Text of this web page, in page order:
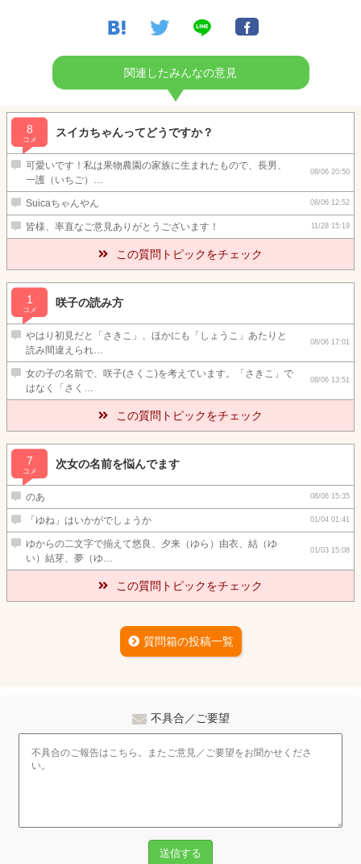
関連したみんなの意見
8
コメ
スイカちゃんってどうですか？
可愛いです！私は果物農園の家族に生まれたもので、長男、
一護（いちご）…
08/06 20:50
Suicaちゃんやん 08/06 12:52
皆様、率直なご意見ありがとうございます！ 11/28 15:19
この質問トピックをチェック
1
コメ
咲子の読み方
やはり初見だと「さきこ」、ほかにも「しょうこ」あたりと
読み間違えられ…
08/06 17:01
女の子の名前で、咲子(さくこ)を考えています。「さきこ」で
はなく「さく…
08/06 13:51
この質問トピックをチェック
7
コメ
次女の名前を悩んでます
のあ 08/06 15:35
「ゆね」はいかがでしょうか 01/04 01:41
ゆからの二文字で揃えて悠良、夕来（ゆら）由衣、結（ゆ
い）結芽、夢（ゆ…
01/03 15:08
この質問トピックをチェック
質問箱の投稿一覧
不具合／ご要望
送信する